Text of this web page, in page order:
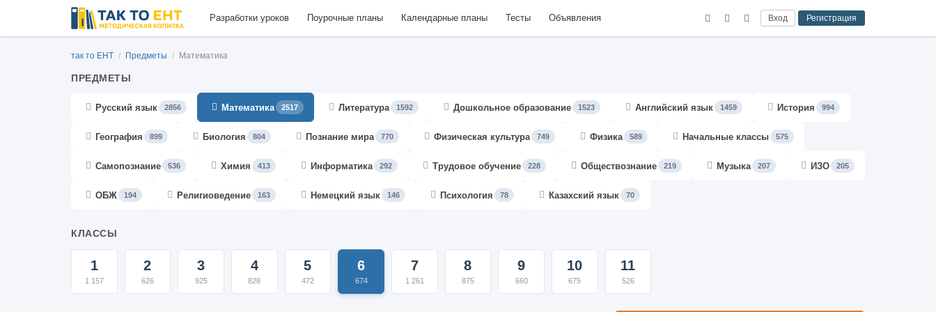
Разработки уроков Поурочные планы Календарные планы Тесты Объявления Вход Регистрация
так то ЕНТ / Предметы / Математика
ПРЕДМЕТЫ
Русский язык 2856 Математика 2517 Литература 1592 Дошкольное образование 1523 Английский язык 1459 История 994
География 899 Биология 804 Познание мира 770 Физическая культура 749 Физика 589 Начальные классы 575
Самопознание 536 Химия 413 Информатика 292 Трудовое обучение 228 Обществознание 219 Музыка 207 ИЗО 205
ОБЖ 194 Религиоведение 163 Немецкий язык 146 Психология 78 Казахский язык 70
КЛАССЫ
1
1 157
2
626
3
925
4
828
5
472
6
674
7
1 261
8
875
9
660
10
675
11
526